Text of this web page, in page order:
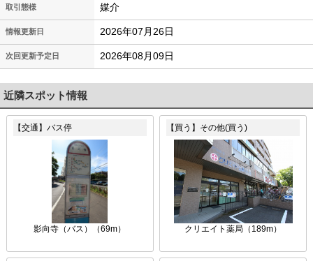
取引態様 媒介
情報更新日 2026年07月26日
次回更新予定日 2026年08月09日
近隣スポット情報
【交通】バス停
影向寺（バス）（69m）
【買う】その他(買う)
クリエイト薬局（189m）